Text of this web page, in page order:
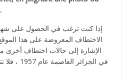
إذا كنت ترغب في الحصول على
الاختطاف المعروضة على هذا
الإشارة إلى حالات اختطاف
في الجزائر